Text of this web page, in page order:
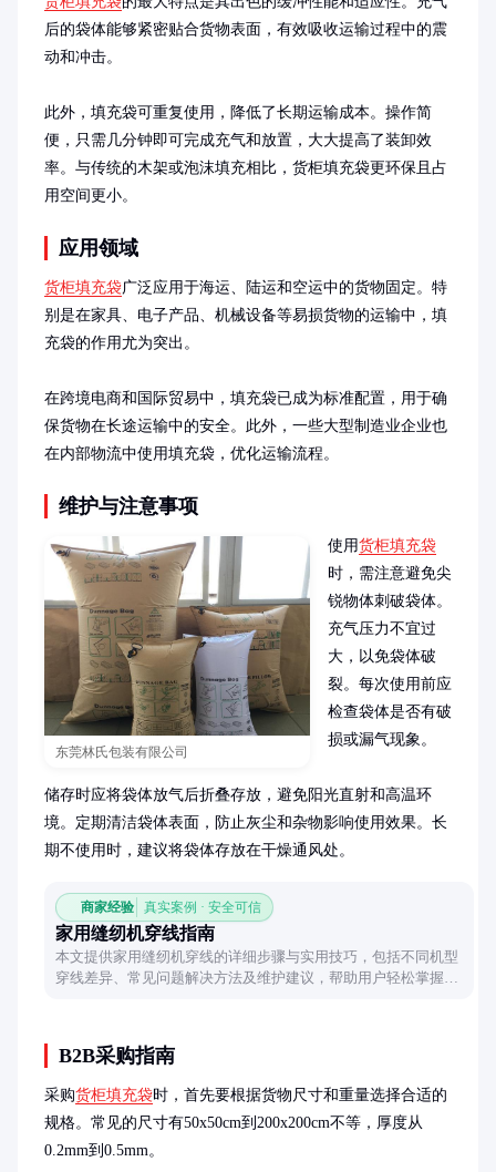
后的袋体能够紧密贴合货物表面，有效吸收运输过程中的震
动和冲击。
此外，填充袋可重复使用，降低了长期运输成本。操作简
便，只需几分钟即可完成充气和放置，大大提高了装卸效
率。与传统的木架或泡沫填充相比，货柜填充袋更环保且占
用空间更小。
应用领域
货柜填充袋广泛应用于海运、陆运和空运中的货物固定。特
别是在家具、电子产品、机械设备等易损货物的运输中，填
充袋的作用尤为突出。
在跨境电商和国际贸易中，填充袋已成为标准配置，用于确
保货物在长途运输中的安全。此外，一些大型制造业企业也
在内部物流中使用填充袋，优化运输流程。
维护与注意事项
东莞林氏包装有限公司
使用货柜填充袋
时，需注意避免尖
锐物体刺破袋体。
充气压力不宜过
大，以免袋体破
裂。每次使用前应
检查袋体是否有破
损或漏气现象。
储存时应将袋体放气后折叠存放，避免阳光直射和高温环
境。定期清洁袋体表面，防止灰尘和杂物影响使用效果。长
期不使用时，建议将袋体存放在干燥通风处。
商家经验 真实案例 · 安全可信
家用缝纫机穿线指南
本文提供家用缝纫机穿线的详细步骤与实用技巧，包括不同机型
穿线差异、常见问题解决方法及维护建议，帮助用户轻松掌握穿
B2B采购指南
采购货柜填充袋时，首先要根据货物尺寸和重量选择合适的
规格。常见的尺寸有50x50cm到200x200cm不等，厚度从
0.2mm到0.5mm。